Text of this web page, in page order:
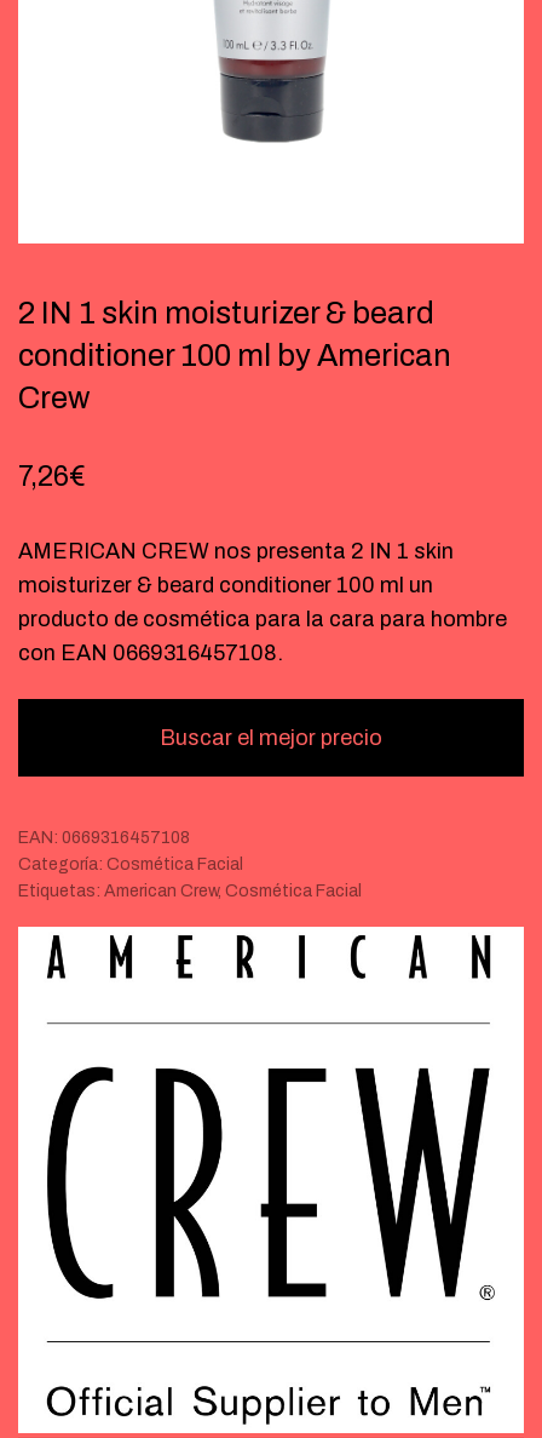
2 IN 1 skin moisturizer & beard
conditioner 100 ml by American
Crew
7,26€
AMERICAN CREW nos presenta 2 IN 1 skin
moisturizer & beard conditioner 100 ml un
producto de cosmética para la cara para hombre
con EAN 0669316457108.
Buscar el mejor precio
EAN: 0669316457108
Categoría: Cosmética Facial
Etiquetas: American Crew, Cosmética Facial